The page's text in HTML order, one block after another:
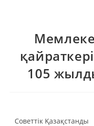
105
Советтік Қазақстанды